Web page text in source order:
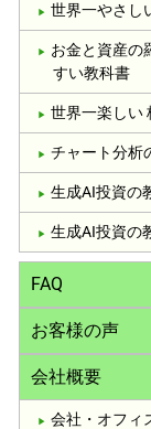
世界一やさし
お金と資産の
すい教科書
世界一楽しい
チャート分析
生成AI投資の
生成AI投資の
FAQ
お客様の声
会社概要
会社・オフィ